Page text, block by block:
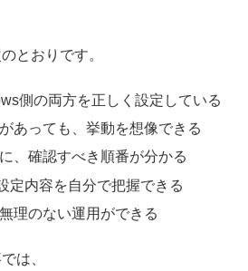
とおりです。
側の両方を正しく設定している
あっても、挙動を想像できる
、確認すべき順番が分かる
定内容を自分で把握できる
理のない運用ができる
は、